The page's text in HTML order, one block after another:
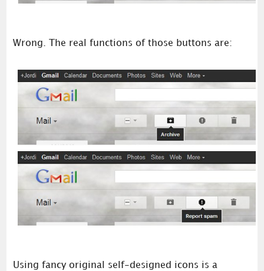
Wrong. The real functions of those buttons are:
Using fancy original self-designed icons is a